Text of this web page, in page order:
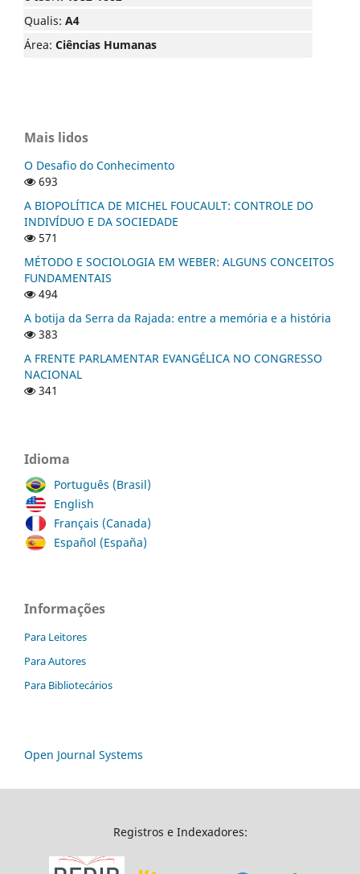
Qualis: A4
Área: Ciências Humanas
Mais lidos
O Desafio do Conhecimento
693
A BIOPOLÍTICA DE MICHEL FOUCAULT: CONTROLE DO
INDIVÍDUO E DA SOCIEDADE
571
MÉTODO E SOCIOLOGIA EM WEBER: ALGUNS CONCEITOS
FUNDAMENTAIS
494
A botija da Serra da Rajada: entre a memória e a história
383
A FRENTE PARLAMENTAR EVANGÉLICA NO CONGRESSO
NACIONAL
341
Idioma
Português (Brasil)
English
Français (Canada)
Español (España)
Informações
Para Leitores
Para Autores
Para Bibliotecários
Open Journal Systems
Registros e Indexadores: